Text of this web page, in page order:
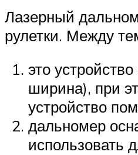
Лазерный
рулетки. Между
это
ширина), при
устройство
дальномер
использовать